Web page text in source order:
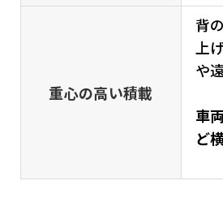
重心の高い積載
背
上
や
車
ど